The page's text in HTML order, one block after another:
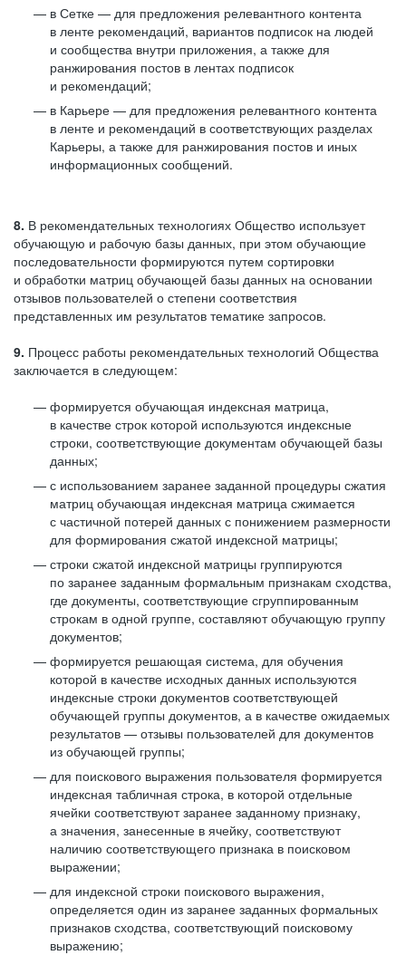
в Сетке — для предложения релевантного контента
в ленте рекомендаций, вариантов подписок на людей
и сообщества внутри приложения, а также для
ранжирования постов в лентах подписок
и рекомендаций;
в Карьере — для предложения релевантного контента
в ленте и рекомендаций в соответствующих разделах
Карьеры, а также для ранжирования постов и иных
информационных сообщений.
8. В рекомендательных технологиях Общество использует
обучающую и рабочую базы данных, при этом обучающие
последовательности формируются путем сортировки
и обработки матриц обучающей базы данных на основании
отзывов пользователей о степени соответствия
представленных им результатов тематике запросов.
9. Процесс работы рекомендательных технологий Общества
заключается в следующем:
формируется обучающая индексная матрица,
в качестве строк которой используются индексные
строки, соответствующие документам обучающей базы
данных;
с использованием заранее заданной процедуры сжатия
матриц обучающая индексная матрица сжимается
с частичной потерей данных с понижением размерности
для формирования сжатой индексной матрицы;
строки сжатой индексной матрицы группируются
по заранее заданным формальным признакам сходства,
где документы, соответствующие сгруппированным
строкам в одной группе, составляют обучающую группу
документов;
формируется решающая система, для обучения
которой в качестве исходных данных используются
индексные строки документов соответствующей
обучающей группы документов, а в качестве ожидаемых
результатов — отзывы пользователей для документов
из обучающей группы;
для поискового выражения пользователя формируется
индексная табличная строка, в которой отдельные
ячейки соответствуют заранее заданному признаку,
а значения, занесенные в ячейку, соответствуют
наличию соответствующего признака в поисковом
выражении;
для индексной строки поискового выражения,
определяется один из заранее заданных формальных
признаков сходства, соответствующий поисковому
выражению;